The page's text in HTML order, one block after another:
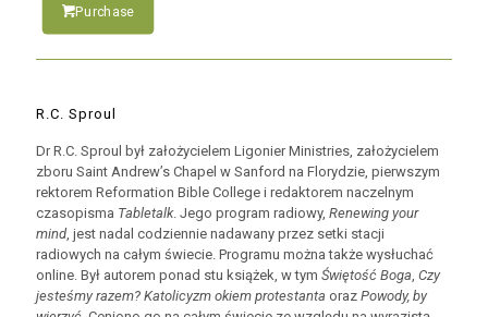
Purchase
R.C. Sproul
Dr R.C. Sproul był założycielem Ligonier Ministries, założycielem
zboru Saint Andrew’s Chapel w Sanford na Florydzie, pierwszym
rektorem Reformation Bible College i redaktorem naczelnym
czasopisma Tabletalk. Jego program radiowy, Renewing your
mind, jest nadal codziennie nadawany przez setki stacji
radiowych na całym świecie. Programu można także wysłuchać
online. Był autorem ponad stu książek, w tym Świętość Boga, Czy
jesteśmy razem? Katolicyzm okiem protestanta oraz Powody, by